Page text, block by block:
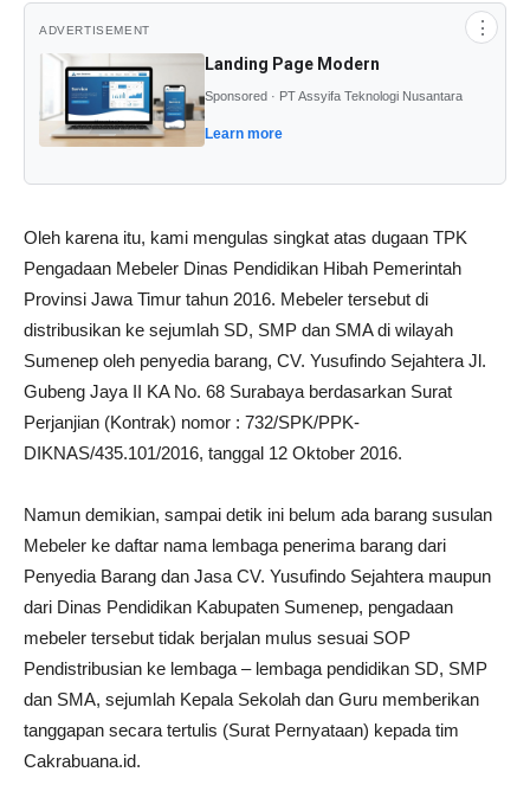
ADVERTISEMENT ⋮
Landing Page Modern
Sponsored · PT Assyifa Teknologi Nusantara
Learn more
Oleh karena itu, kami mengulas singkat atas dugaan TPK
Pengadaan Mebeler Dinas Pendidikan Hibah Pemerintah
Provinsi Jawa Timur tahun 2016. Mebeler tersebut di
distribusikan ke sejumlah SD, SMP dan SMA di wilayah
Sumenep oleh penyedia barang, CV. Yusufindo Sejahtera Jl.
Gubeng Jaya II KA No. 68 Surabaya berdasarkan Surat
Perjanjian (Kontrak) nomor : 732/SPK/PPK-
DIKNAS/435.101/2016, tanggal 12 Oktober 2016.
Namun demikian, sampai detik ini belum ada barang susulan
Mebeler ke daftar nama lembaga penerima barang dari
Penyedia Barang dan Jasa CV. Yusufindo Sejahtera maupun
dari Dinas Pendidikan Kabupaten Sumenep, pengadaan
mebeler tersebut tidak berjalan mulus sesuai SOP
Pendistribusian ke lembaga – lembaga pendidikan SD, SMP
dan SMA, sejumlah Kepala Sekolah dan Guru memberikan
tanggapan secara tertulis (Surat Pernyataan) kepada tim
Cakrabuana.id.